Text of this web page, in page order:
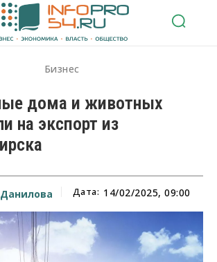
Бизнес
дома и животных
на экспорт из
Дата: 14/02/2025, 09:00